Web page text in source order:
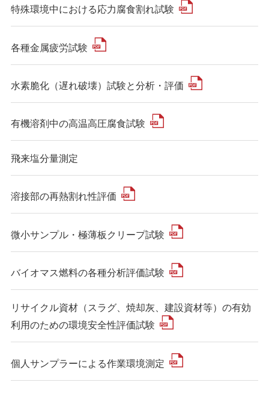
特殊環境中における応力腐食割れ試験
各種金属疲労試験
水素脆化（遅れ破壊）試験と分析・評価
有機溶剤中の高温高圧腐食試験
飛来塩分量測定
溶接部の再熱割れ性評価
微小サンプル・極薄板クリープ試験
バイオマス燃料の各種分析評価試験
リサイクル資材（スラグ、焼却灰、建設資材等）の有効
利用のための環境安全性評価試験
個人サンプラーによる作業環境測定